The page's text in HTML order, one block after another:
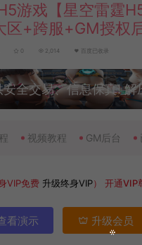
游戏【星空雷霆
区+跨服+GM授权
0 2,014 百度已收录
安全交易、信息保真!
视频教程 GM后台
VIP免费 升级终身VIP）开通VIP
看演示 升级会员